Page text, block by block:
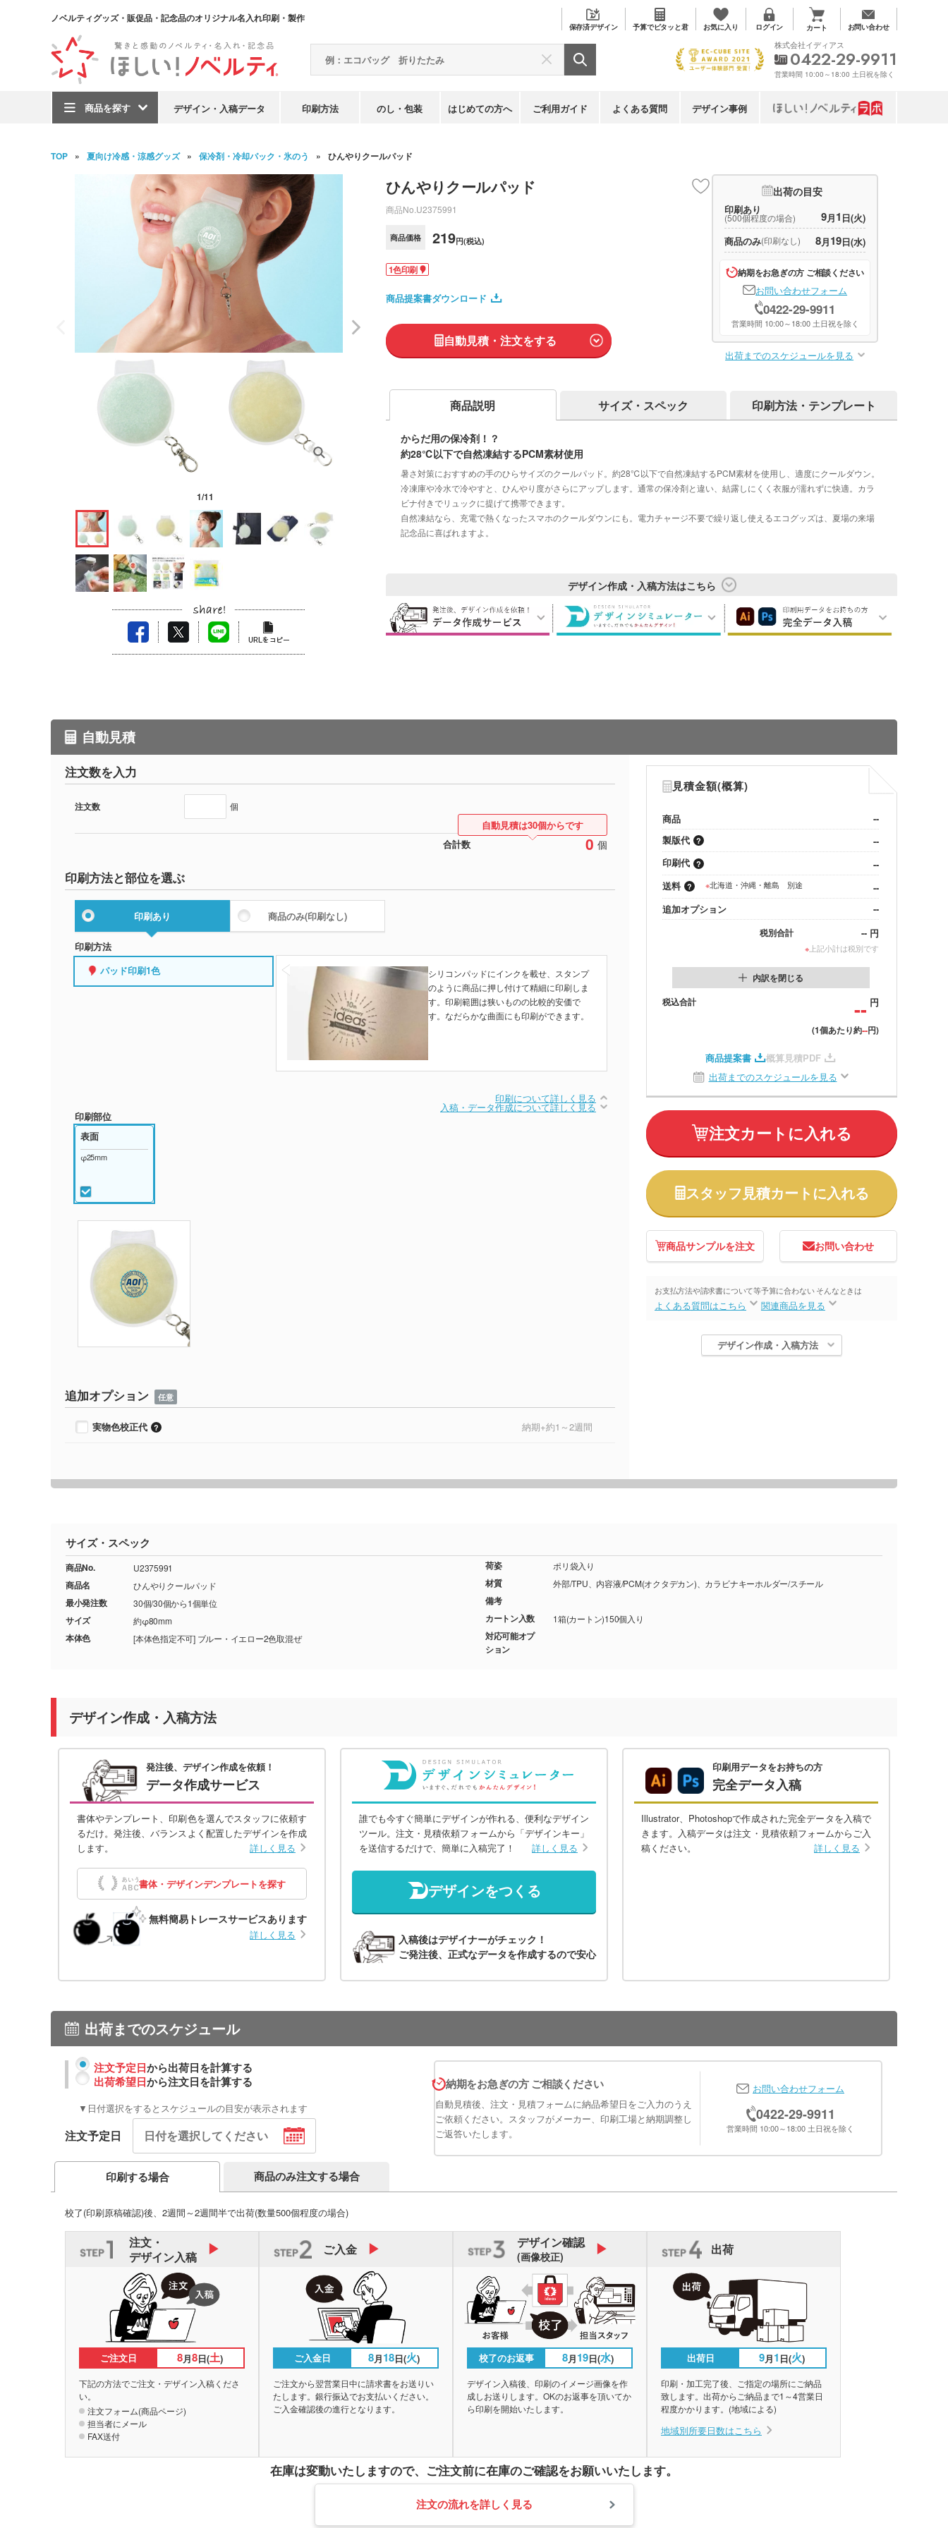
ノベルティグッズ・販促品・記念品のオリジナル名入れ印刷・製作
保存済デザイン 予算でピタッと君 お気に入り ログイン カート お問い合わせ
商品を探す デザイン・入稿データ 印刷方法 のし・包装 はじめての方へ ご利用ガイド よくある質問 デザイン事例
株式会社イディアス
0422-29-9911
営業時間 10:00～18:00 土日祝を除く
TOP 夏向け冷感・涼感グッズ 保冷剤・冷却パック・氷のう ひんやりクールパッド
1/11
ひんやりクールパッド
商品No. U2375991
商品価格 219円(税込)
1色印刷
商品提案書ダウンロード
自動見積・注文をする
出荷の目安
印刷あり
(500個程度の場合) 9月1 日(火)
商品のみ(印刷なし) 8月19日(水)
納期をお急ぎの方 ご相談ください
お問い合わせフォーム
0422-29-9911
営業時間 10:00～18:00 土日祝を除く
出荷までのスケジュールを見る
商品説明 サイズ・スペック 印刷方法・テンプレート
からだ用の保冷剤！？
約28℃以下で自然凍結するPCM素材使用
暑さ対策におすすめの手のひらサイズのクールパッド。約28℃以下で自然凍結するPCM素材を使用し、適度にクールダウン。
冷凍庫や冷水で冷やすと、ひんやり度がさらにアップします。通常の保冷剤と違い、結露しにくく衣服が濡れずに快適。カラ
ビナ付きでリュックに提げて携帯できます。
自然凍結なら、充電で熱くなったスマホのクールダウンにも。電力チャージ不要で繰り返し使えるエコグッズは、夏場の来場
記念品に喜ばれますよ。
デザイン作成・入稿方法はこちら
自動見積
注文数を入力
注文数 個
合計数 0 個
自動見積は30個からです
印刷方法と部位を選ぶ
印刷あり 商品のみ(印刷なし)
印刷方法
パッド印刷1色
シリコンパッドにインクを載せ、スタンプ
のように商品に押し付けて精細に印刷しま
す。印刷範囲は狭いものの比較的安価で
す。なだらかな曲面にも印刷ができます。
印刷について詳しく見る
入稿・データ作成について詳しく見る
印刷部位
表面
φ25mm
追加オプション 任意
実物色校正代 納期+約1～2週間
見積金額(概算)
商品
--
製版代
--
印刷代
--
送料
※北海道・沖縄・離島 別途
--
追加オプション
--
税別合計 -- 円
※ 上記小計は税別です
内訳を閉じる
税込合計
-- 円
(1個あたり約--円)
商品提案書
概算見積PDF
出荷までのスケジュールを見る
注文カートに入れる
スタッフ見積カートに入れる
商品サンプルを注文 お問い合わせ
お支払方法や請求書について等
よくある質問はこちら
予算に合わない そんなときは
関連商品を見る
デザイン作成・入稿方法
サイズ・スペック
商品No. U2375991
商品名 ひんやりクールパッド
最小発注数 30個/30個から1個単位
サイズ 約φ80mm
本体色 [本体色指定不可] ブルー・イエロー2色取混ぜ
荷姿 ポリ袋入り
材質 外部/TPU、内容液/PCM(オクタデカン)、カラビナキーホルダー/スチール
備考
カートン入数
1箱(カートン)150個入り
対応可能オプ
ション
デザイン作成・入稿方法
発注後、デザイン作成を依頼！
データ作成サービス
書体やテンプレート、印刷色を選んでスタッフに依頼す
るだけ。発注後、バランスよく配置したデザインを作成
します。
詳しく見る
書体・デザインデンプレートを探す
無料簡易トレースサービスあります
詳しく見る
誰でも今すぐ簡単にデザインが作れる、便利なデザイン
ツール。注文・見積依頼フォームから「デザインキー」
を送信するだけで、簡単に入稿完了！
詳しく見る
デザインをつくる
入稿後はデザイナーがチェック！
ご発注後、正式なデータを作成するので安心
印刷用データをお持ちの方
完全データ入稿
Illustrator、Photoshopで作成された完全データを入稿で
きます。入稿データは注文・見積依頼フォームからご入
稿ください。
詳しく見る
出荷までのスケジュール
注文予定日から出荷日を計算する
出荷希望日から注文日を計算する
▼日付選択をするとスケジュールの目安が表示されます
注文予定日
納期をお急ぎの方 ご相談ください
自動見積後、注文・見積フォームに納品希望日をご入力のうえ
ご依頼ください。スタッフがメーカー、印刷工場と納期調整し
ご返答いたします。
お問い合わせフォーム
0422-29-9911
営業時間 10:00～18:00 土日祝を除く
印刷する場合 商品のみ注文する場合
校了(印刷原稿確認)後、2週間～2週間半で出荷(数量500個程度の場合)
注文・
デザイン入稿
ご注文日 8月8日(土)
下記の方法でご注文・デザイン入稿くださ
い。
注文フォーム(商品ページ)
担当者にメール
FAX送付
ご入金
ご入金日 8月18日(火)
ご注文から翌営業日中に請求書をお送りい
たします。銀行振込でお支払いください。
ご入金確認後の進行となります。
デザイン確認
(画像校正)
校了のお返事 8月19日(水)
デザイン入稿後、印刷のイメージ画像を作
成しお送りします。OKのお返事を頂いてか
ら印刷を開始いたします。
出荷
出荷日 9月1 日(火)
印刷・加工完了後、ご指定の場所にご納品
致します。出荷からご納品まで1～4営業日
程度かかります。(地域による)
地域別所要日数はこちら
在庫は変動いたしますので、 ご注文前に在庫のご確認をお願いいたします。
注文の流れを詳しく見る